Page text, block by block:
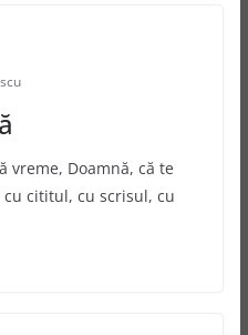
vreme, Doamnă, că te
cititul, cu scrisul, cu